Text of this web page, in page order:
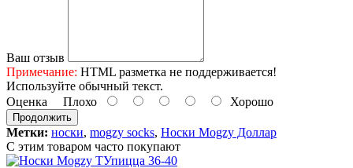
Ваш отзыв
Примечание: HTML разметка не поддерживается!
Используйте обычный текст.
Оценка Плохо Хорошо
Продолжить
Метки: носки, mogzy socks, Носки Mogzy Доллар
С этим товаром часто покупают